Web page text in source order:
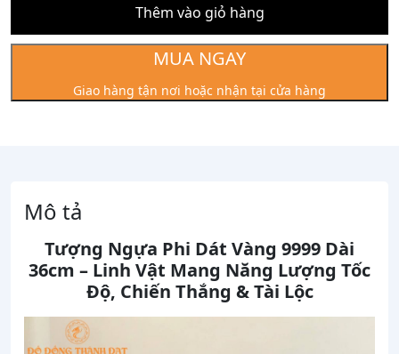
Vàng
36cm
Thêm vào giỏ hàng
MUA NGAY
Giao hàng tận nơi hoặc nhận tại cửa hàng
Mô tả
Tượng Ngựa Phi Dát Vàng 9999 Dài
36cm – Linh Vật Mang Năng Lượng Tốc
Độ, Chiến Thắng & Tài Lộc